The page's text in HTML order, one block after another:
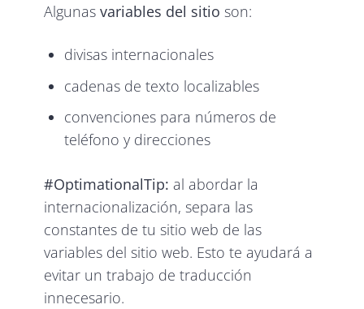
Algunasvariables del sitio son:
divisas internacionales
cadenas de texto localizables
convenciones para números de
teléfono y direcciones
#OptimationalTip:al abordar la
internacionalización, separa las
constantes de tu sitio web de las
variables del sitio web. Esto te ayudará a
evitar un trabajo de traducción
innecesario.